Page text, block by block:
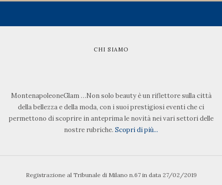
CHI SIAMO
MontenapoleoneGlam …Non solo beauty è un riflettore sulla città
della bellezza e della moda, con i suoi prestigiosi eventi che ci
permettono di scoprire in anteprima le novità nei vari settori delle
nostre rubriche. Scopri di più...
Registrazione al Tribunale di Milano n.67 in data 27/02/2019